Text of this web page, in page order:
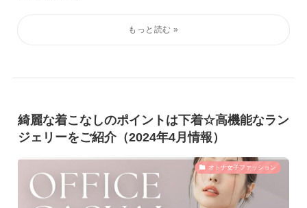
綺麗な着こなしのポイントは下着☆高機能なラン
ジェリーをご紹介（2024年4月情報）
オトナ女子ファッション